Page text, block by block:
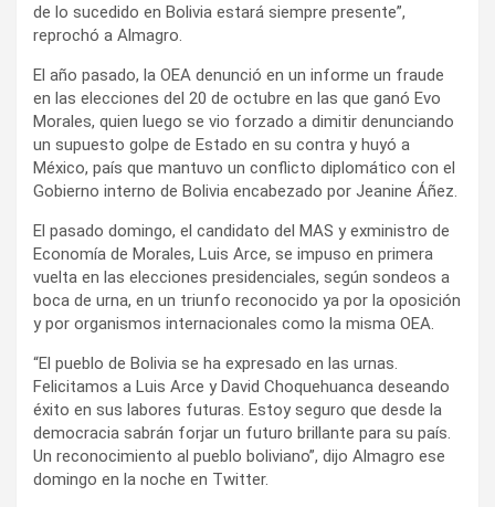
de lo sucedido en Bolivia estará siempre presente”,
reprochó a Almagro.
El año pasado, la OEA denunció en un informe un fraude
en las elecciones del 20 de octubre en las que ganó Evo
Morales, quien luego se vio forzado a dimitir denunciando
un supuesto golpe de Estado en su contra y huyó a
México, país que mantuvo un conflicto diplomático con el
Gobierno interno de Bolivia encabezado por Jeanine Áñez.
El pasado domingo, el candidato del MAS y exministro de
Economía de Morales, Luis Arce, se impuso en primera
vuelta en las elecciones presidenciales, según sondeos a
boca de urna, en un triunfo reconocido ya por la oposición
y por organismos internacionales como la misma OEA.
“El pueblo de Bolivia se ha expresado en las urnas.
Felicitamos a Luis Arce y David Choquehuanca deseando
éxito en sus labores futuras. Estoy seguro que desde la
democracia sabrán forjar un futuro brillante para su país.
Un reconocimiento al pueblo boliviano”, dijo Almagro ese
domingo en la noche en Twitter.